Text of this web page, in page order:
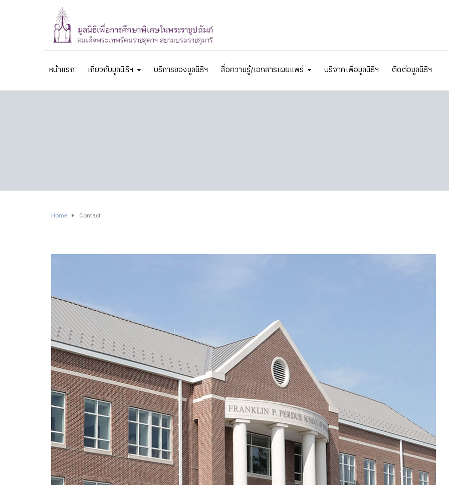
หน้าแรก เกี่ยวกับมูลนิธิฯ บริการของมูลนิธิฯ สื่อความรู้/เอกสารเผยแพร่ บริจาคเพื่อมูลนิธิฯ ติดต่อมูลนิธิฯ
Home Contact